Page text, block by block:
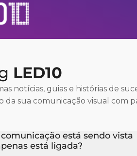
LED10
notícias, guias e histórias de
da sua comunicação visual com
comunicação está sendo vista
está ligada?